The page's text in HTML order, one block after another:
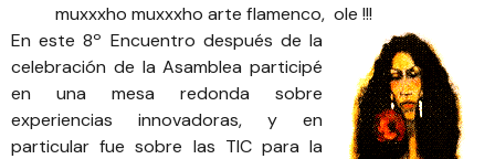
muxxxho muxxxho arte flamenco, ole !!!
En este 8º Encuentro después de la
celebración de la Asamblea participé
en una mesa redonda sobre
experiencias innovadoras, y en
particular fue sobre las TIC para la